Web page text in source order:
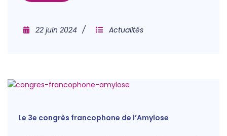
22 juin 2024 Actualités
Le 3e congrès francophone de l’Amylose